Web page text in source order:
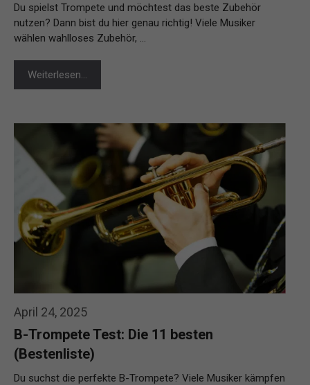
Du spielst Trompete und möchtest das beste Zubehör
nutzen? Dann bist du hier genau richtig! Viele Musiker
wählen wahlloses Zubehör, …
Weiterlesen…
April 24, 2025
B-Trompete Test: Die 11 besten
(Bestenliste)
Du suchst die perfekte B-Trompete? Viele Musiker kämpfen